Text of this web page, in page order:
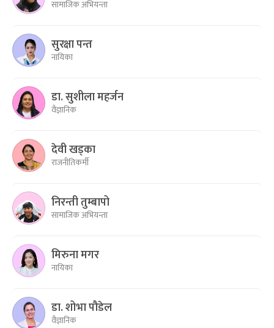
सामाजिक अभियन्ता
सुरक्षा पन्त
नायिका
डा. सुशीला महर्जन
वैज्ञानिक
देवी खड्का
राजनीतिकर्मी
निरन्ती तुम्बापो
सामाजिक अभियन्ता
मिरुना मगर
नायिका
डा. शोभा पौडेल
वैज्ञानिक